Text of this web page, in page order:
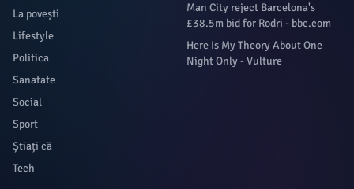
La povești
Lifestyle
Politica
Sanatate
Social
Sport
Știați că
Tech
Man City reject Barcelona's
£38.5m bid for Rodri - bbc.com
Here Is My Theory About One
Night Only - Vulture